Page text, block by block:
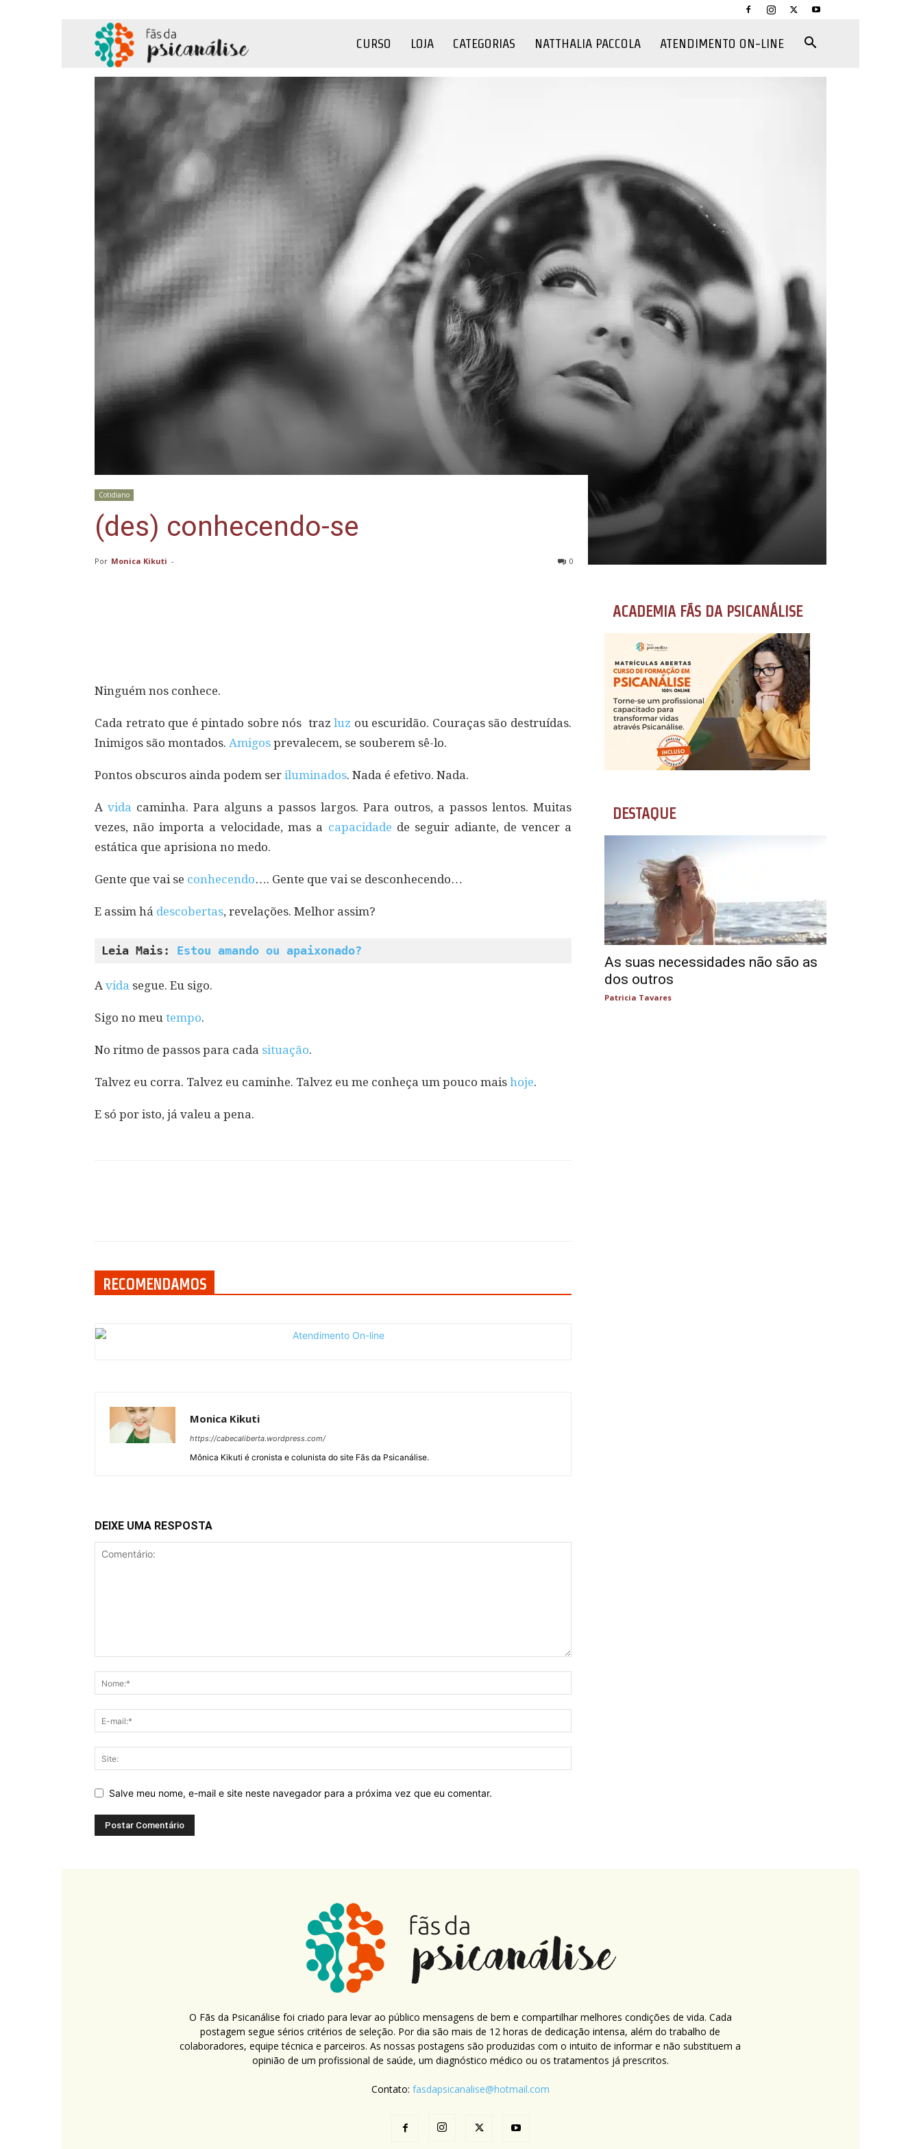
da
CURSO LOJA CATEGORIAS NATTHALIA PACCOLA ATENDIMENTO ON-LINE
Cotidiano
(des) conhecendo-se
Por Monica Kikuti - 0
Ninguém nos conhece.
Cada retrato que é pintado sobre nós trazluz ou escuridão. Couraças são destruídas.
Inimigos são montados. Amigos prevalecem, se souberem sê-lo.
Pontos obscuros ainda podem ser iluminados. Nada é efetivo. Nada.
A vida caminha. Para alguns a passos largos. Para outros, a passos lentos. Muitas
vezes, não importa a velocidade, mas a capacidade de seguir adiante, de vencer a
estática que aprisiona no medo.
Gente que vai se conhecendo…. Gente que vai se desconhecendo…
E assim há descobertas, revelações. Melhor assim?
Leia Mais: Estou amando ou apaixonado?
A vida segue. Eu sigo.
Sigo no meu tempo.
No ritmo de passos para cada situação.
Talvez eu corra. Talvez eu caminhe. Talvez eu me conheça um pouco mais hoje.
E só por isto, já valeu a pena.
RECOMENDAMOS
Monica Kikuti
https://cabecaliberta.wordpress.com/
Mônica Kikuti é cronista e colunista do site Fãs da Psicanálise.
DEIXE UMA RESPOSTA
Salve meu nome, e-mail e site neste navegador para a próxima vez que eu comentar.
ACADEMIA FÃS DA PSICANÁLISE
DESTAQUE
As suas necessidades não são as
dos outros
Patricia Tavares
O Fãs da Psicanálise foi criado para levar ao público mensagens de bem e compartilhar melhores condições de vida. Cada
postagem segue sérios critérios de seleção. Por dia são mais de 12 horas de dedicação intensa, além do trabalho de
colaboradores, equipe técnica e parceiros. As nossas postagens são produzidas com o intuito de informar e não substituem a
opinião de um profissional de saúde, um diagnóstico médico ou os tratamentos já prescritos.
Contato: fasdapsicanalise@hotmail.com